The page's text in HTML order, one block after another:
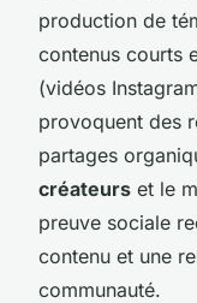
production de
contenus courts
(vidéos
provoquent des
partages
créateurs et le
preuve sociale
contenu et une
communauté.